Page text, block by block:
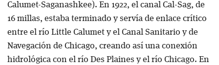
Calumet-Saganashkee). En 1922, el canal Cal-Sag, de
16 millas, estaba terminado y servía de enlace crítico
entre el río Little Calumet y el Canal Sanitario y de
Navegación de Chicago, creando así una conexión
hidrológica con el río Des Plaines y el río Chicago. En